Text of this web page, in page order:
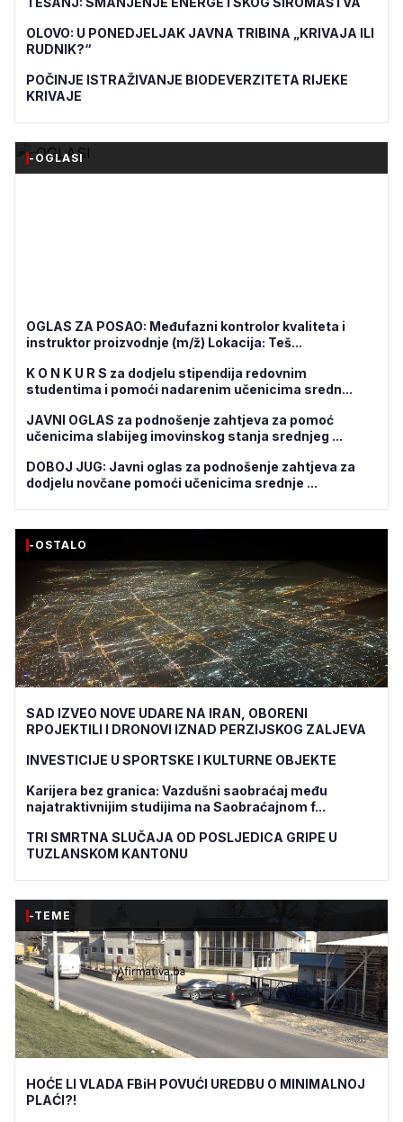
OLOVO: U PONEDJELJAK JAVNA TRIBINA „KRIVAJA ILI
RUDNIK?“
POČINJE ISTRAŽIVANJE BIODEVERZITETA RIJEKE
KRIVAJE
-OGLASI
OGLAS ZA POSAO: Međufazni kontrolor kvaliteta i
instruktor proizvodnje (m/ž) Lokacija: Teš...
K O N K U R S za dodjelu stipendija redovnim
studentima i pomoći nadarenim učenicima sredn...
JAVNI OGLAS za podnošenje zahtjeva za pomoć
učenicima slabijeg imovinskog stanja srednjeg ...
DOBOJ JUG: Javni oglas za podnošenje zahtjeva za
dodjelu novčane pomoći učenicima srednje ...
-OSTALO
SAD IZVEO NOVE UDARE NA IRAN, OBORENI
RPOJEKTILI I DRONOVI IZNAD PERZIJSKOG ZALJEVA
INVESTICIJE U SPORTSKE I KULTURNE OBJEKTE
Karijera bez granica: Vazdušni saobraćaj među
najatraktivnijim studijima na Saobraćajnom f...
TRI SMRTNA SLUČAJA OD POSLJEDICA GRIPE U
TUZLANSKOM KANTONU
-TEME
HOĆE LI VLADA FBiH POVUĆI UREDBU O MINIMALNOJ
PLAĆI?!